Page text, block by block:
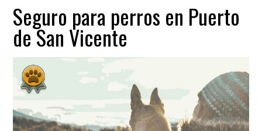
Seguro para perros en Puerto
de San Vicente